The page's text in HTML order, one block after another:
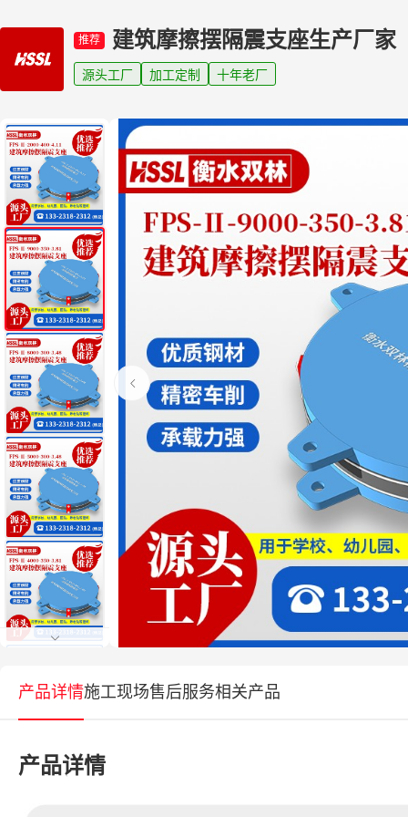
推荐 建筑摩擦摆隔震支座生产厂家
源头工厂 加工定制 十年老厂
产品详情施工现场售后服务相关产品
产品详情